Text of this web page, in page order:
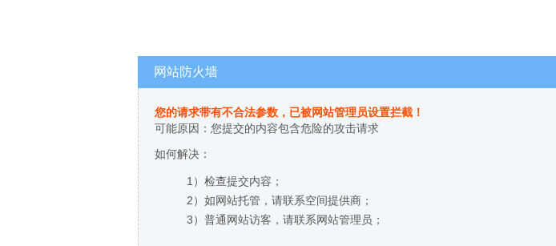
网站防火墙
您的请求带有不合法参数，已被网站管理员设置拦截！
可能原因：您提交的内容包含危险的攻击请求
如何解决：
1）检查提交内容；
2）如网站托管，请联系空间提供商；
3）普通网站访客，请联系网站管理员；